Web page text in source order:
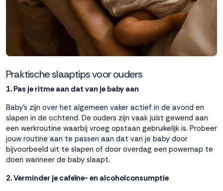
Praktische slaaptips voor ouders
1. Pas je ritme aan dat van je baby aan
Baby’s zijn over het algemeen vaker actief in de avond en
slapen in de ochtend. De ouders zijn vaak juist gewend aan
een werkroutine waarbij vroeg opstaan gebruikelijk is. Probeer
jouw routine aan te passen aan dat van je baby door
bijvoorbeeld uit te slapen of door overdag een powernap te
doen wanneer de baby slaapt.
2. Verminder je cafeïne- en alcoholconsumptie